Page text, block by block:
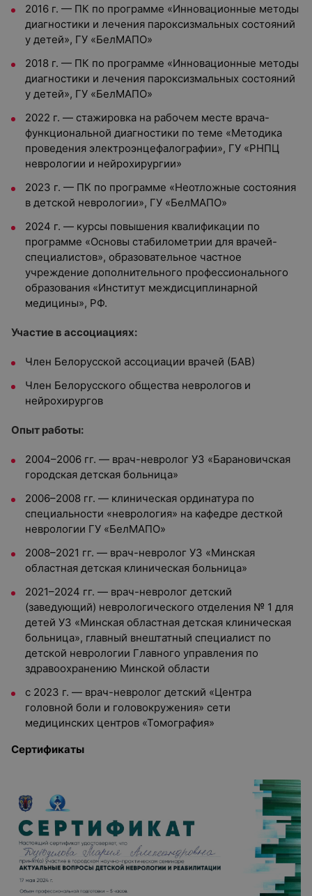
2016 г. — ПК по программе «Инновационные методы
диагностики и лечения пароксизмальных состояний
у детей», ГУ «БелМАПО»
2018 г. — ПК по программе «Инновационные методы
диагностики и лечения пароксизмальных состояний
у детей», ГУ «БелМАПО»
2022 г. — стажировка на рабочем месте врача-
функциональной диагностики по теме «Методика
проведения электроэнцефалографии», ГУ «РНПЦ
неврологии и нейрохирургии»
2023 г. — ПК по программе «Неотложные состояния
в детской неврологии», ГУ «БелМАПО»
2024 г. — курсы повышения квалификации по
программе «Основы стабилометрии для врачей-
специалистов», образовательное частное
учреждение дополнительного профессионального
образования «Институт междисциплинарной
медицины», РФ.
Участие в ассоциациях:
Член Белорусской ассоциации врачей (БАВ)
Член Белорусского общества неврологов и
нейрохирургов
Опыт работы:
2004–2006 гг. — врач-невролог УЗ «Барановичская
городская детская больница»
2006–2008 гг. — клиническая ординатура по
специальности «неврология» на кафедре десткой
неврологии ГУ «БелМАПО»
2008–2021 гг. — врач-невролог УЗ «Минская
областная детская клиническая больница»
2021–2024 гг. — врач-невролог детский
(заведующий) неврологического отделения № 1 для
детей УЗ «Минская областная детская клиническая
больница», главный внештатный специалист по
детской неврологии Главного управления по
здравоохранению Минской области
с 2023 г. — врач-невролог детский «Центра
головной боли и головокружения» сети
медицинских центров «Томография»
Сертификаты